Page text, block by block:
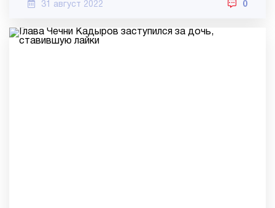
31 август 2022 0